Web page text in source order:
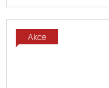
Akce